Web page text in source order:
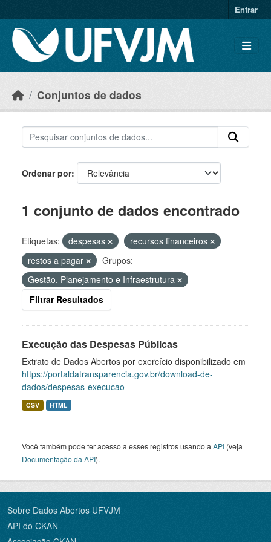
Entrar
Conjuntos de dados
Ordenar por
1 conjunto de dados encontrado
Etiquetas: despesas
recursos financeiros
restos a pagar
Grupos:
Gestão, Planejamento e Infraestrutura
Filtrar Resultados
Execução das Despesas Públicas
Extrato de Dados Abertos por exercício disponibilizado em
https://portaldatransparencia.gov.br/download-de-
dados/despesas-execucao
CSV HTML
Você também pode ter acesso a esses registros usando a API (veja
Documentação da API).
Sobre Dados Abertos UFVJM
API do CKAN